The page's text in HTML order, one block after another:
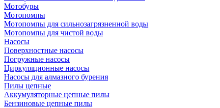
Мотобуры
Мотопомпы
Мотопомпы для сильнозагрязненной воды
Мотопомпы для чистой воды
Насосы
Поверхностные насосы
Погружные насосы
Циркуляционные насосы
Насосы для алмазного бурения
Пилы цепные
Аккумуляторные цепные пилы
Бензиновые цепные пилы